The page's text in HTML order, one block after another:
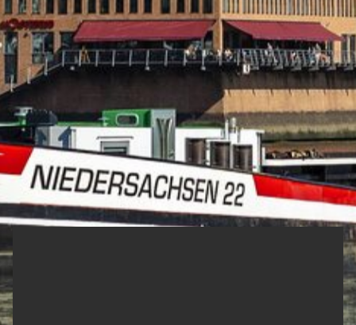
Komfort Apartment
Business Apartment
Superior Apartment
Executive Apartment
Deluxe Apartment
LONGSTAY